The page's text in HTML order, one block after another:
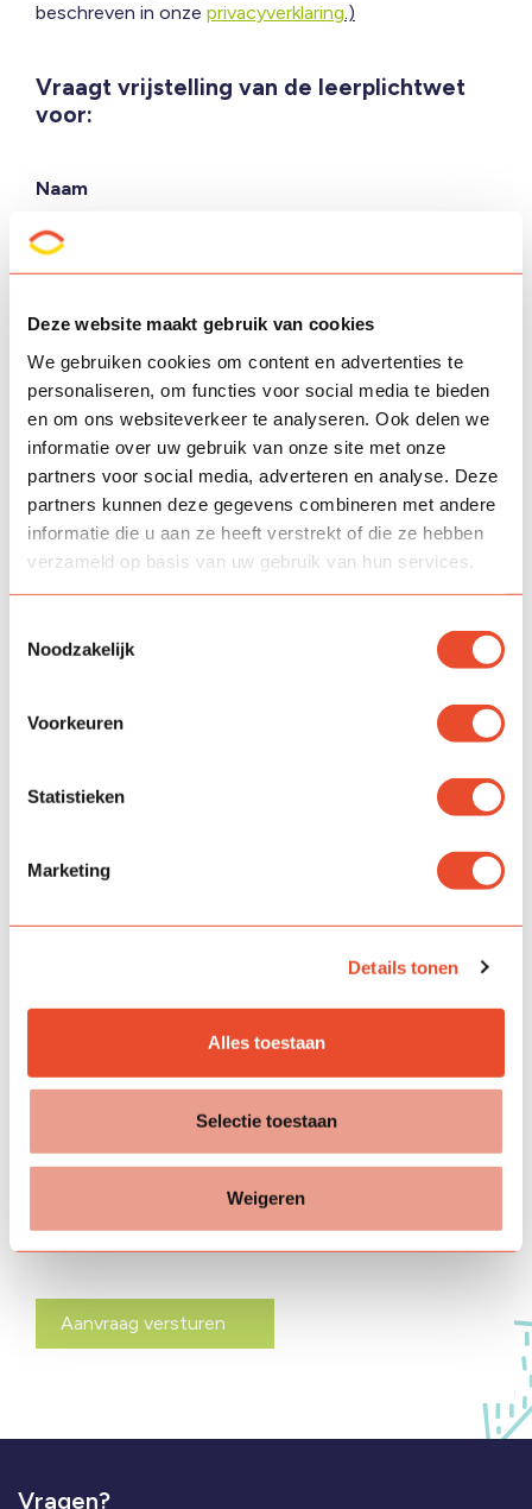
Deze website maakt gebruik van cookies
We gebruiken cookies om content en advertenties te
personaliseren, om functies voor social media te bieden
en om ons websiteverkeer te analyseren. Ook delen we
informatie over uw gebruik van onze site met onze
partners voor social media, adverteren en analyse. Deze
partners kunnen deze gegevens combineren met andere
informatie die u aan ze heeft verstrekt of die ze hebben
verzameld op basis van uw gebruik van hun services.
Noodzakelijk
Voorkeuren
Statistieken
Marketing
Details tonen
Alles toestaan
Selectie toestaan
Weigeren
beschreven in onze privacyverklaring.)
Vraagt vrijstelling van de leerplichtwet
voor:
Naam
Tweede kind toevoegen
Groep
Reden aanvraag
Ik geef toestemming om deze gegevens op te slaan om
tot
Vragen?